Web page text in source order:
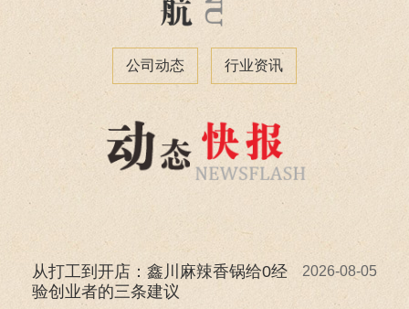
公司动态 行业资讯
2026-08-05
从打工到开店：鑫川麻辣香锅给0经
验创业者的三条建议